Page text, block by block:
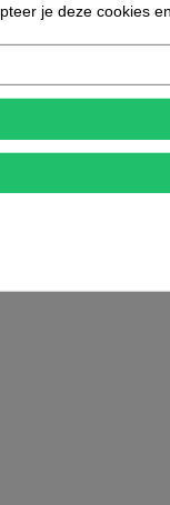
je deze cookies